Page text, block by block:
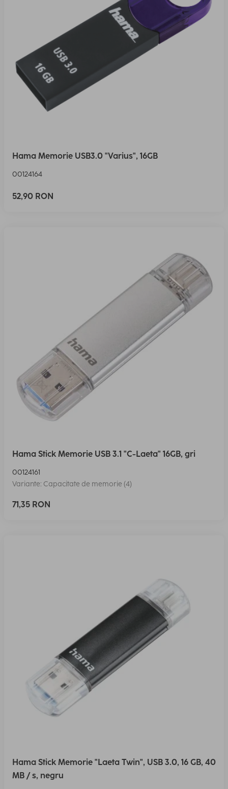
Hama Memorie USB3.0 "Varius", 16GB
00124164
52,90 RON
Hama Stick Memorie USB 3.1 "C-Laeta" 16GB, gri
00124161
Variante: Capacitate de memorie (4)
71,35 RON
Hama Stick Memorie "Laeta Twin", USB 3.0, 16 GB, 40
MB / s, negru